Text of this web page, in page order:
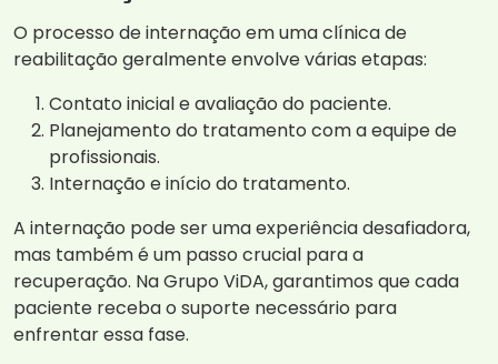
O processo de internação em uma clínica de
reabilitação geralmente envolve várias etapas:
Contato inicial e avaliação do paciente.
Planejamento do tratamento com a equipe de
profissionais.
Internação e início do tratamento.
A internação pode ser uma experiência desafiadora,
mas também é um passo crucial para a
recuperação. Na Grupo ViDA, garantimos que cada
paciente receba o suporte necessário para
enfrentar essa fase.